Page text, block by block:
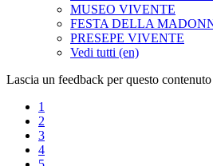
MUSEO VIVENTE
FESTA DELLA
PRESEPE VIVENTE
Vedi tutti (en)
Lascia un feedback per questo
1
2
3
4